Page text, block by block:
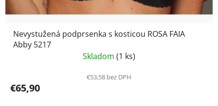
Nevystužená podprsenka s kosticou ROSA FAIA
Abby 5217
Skladom (1 ks)
€53,58 bez DPH
€65,90